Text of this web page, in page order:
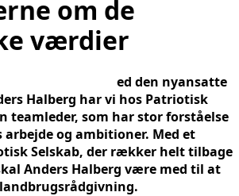
om de
værdier
ed den nyansatte
Halberg har vi hos Patriotisk
teamleder, som har stor forståelse
og ambitioner. Med et
Selskab, der rækker helt tilbage
Anders Halberg være med til at